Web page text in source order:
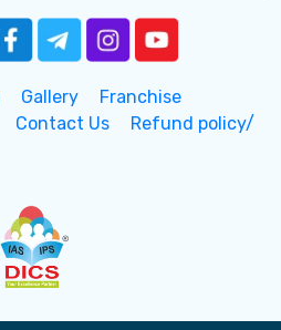
Gallery
Franchise
Contact Us
Refund policy/